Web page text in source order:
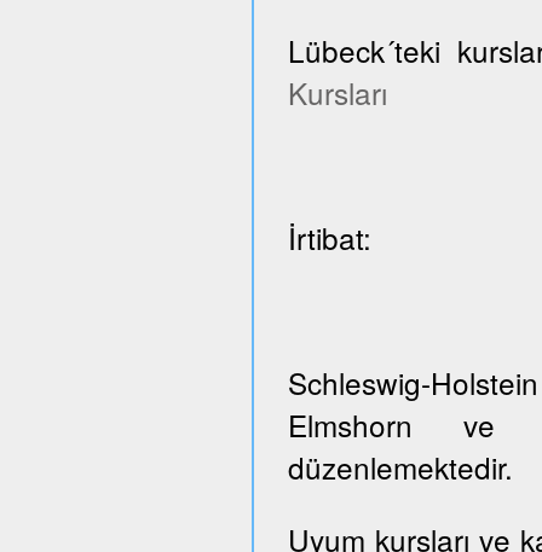
Lübeck´teki
Kursları
İrtibat:
Schleswig-
Elmshorn ve
düzenlemektedir.
Uyum kursları ve